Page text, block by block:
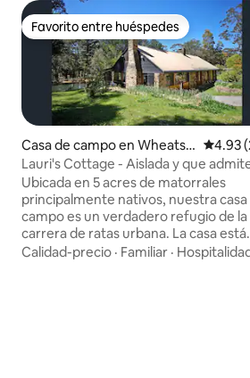
Favorito entre huéspedes
Favorito entre huéspedes
Casa de campo en Wheatsh
eaf
4.93
Lauri's Cottage - Aislada y que
mascotas
Ubicada en 5 acres de matorrales
principalmente nativos, nuestra casa
campo es un verdadero refugio de la
carrera de ratas urbana. La casa está
bien equipada con todo lo necesario
Calidad-precio · Familiar · Hospitalidad